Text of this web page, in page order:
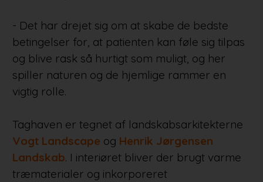
- Det har drejet sig om at skabe de bedste
betingelser for, at patienten kan føle sig tilpas
og blive rask så hurtigt som muligt, og her
spiller naturen og de hjemlige rammer en
vigtig rolle.
Taghaven er tegnet af landskabsarkitekterne
Vogt Landscape og Henrik Jørgensen
Landskab. I interiøret bliver der brugt varme
træmaterialer og inkorporeret